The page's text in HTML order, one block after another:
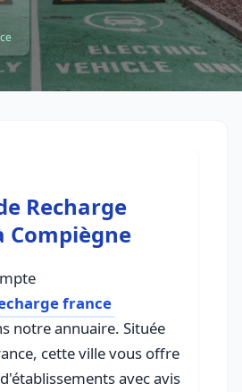
Recharge
Compiègne
france
notre annuaire. Située
cette ville vous offre
avec avis